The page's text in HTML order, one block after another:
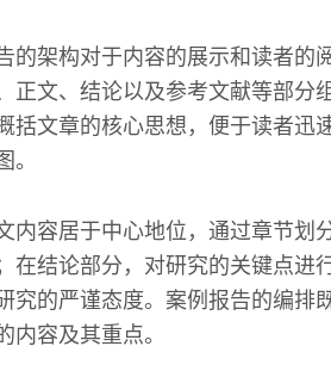
的架构对于内容的展示和读者的
正文、结论以及参考文献等部分
括文章的核心思想，便于读者迅
。
内容居于中心地位，通过章节划
在结论部分，对研究的关键点进
究的严谨态度。案例报告的编
内容及其重点。